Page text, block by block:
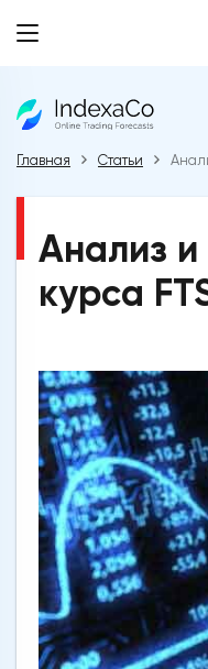
Главная Статьи
Анализ и
курса